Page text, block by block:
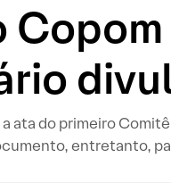
ata do primeiro
entretanto,